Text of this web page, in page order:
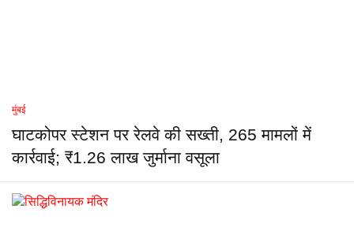
मुंबई
घाटकोपर स्टेशन पर रेलवे की सख्ती, 265 मामलों में
कार्रवाई; ₹1.26 लाख जुर्माना वसूला